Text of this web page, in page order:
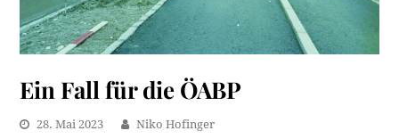
Ein Fall für die ÖABP
28. Mai 2023
Niko Hofinger